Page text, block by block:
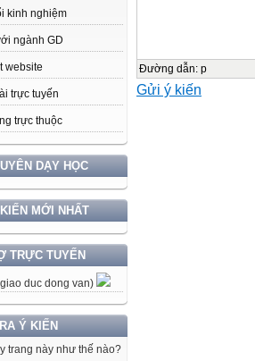
kinh nghiệm
ngành GD
website
trực tuyến
trực thuộc
DẠY HỌC
MỚI NHẤT
TRỰC TUYẾN
duc dong van)
Ý KIẾN
trang này như thế nào?
Đường dẫn: p
Gửi ý kiến